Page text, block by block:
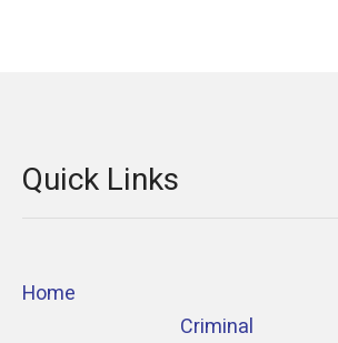
Quick Links
Home
Criminal